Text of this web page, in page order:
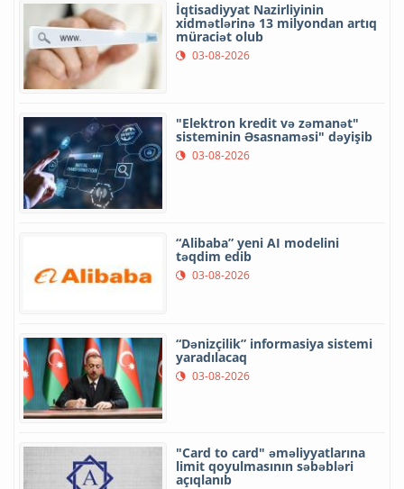
İqtisadiyyat Nazirliyinin
xidmətlərinə 13 milyondan artıq
müraciət olub
03-08-2026
"Elektron kredit və zəmanət"
sisteminin Əsasnaməsi" dəyişib
03-08-2026
“Alibaba” yeni AI modelini
təqdim edib
03-08-2026
“Dənizçilik” informasiya sistemi
yaradılacaq
03-08-2026
"Card to card" əməliyyatlarına
limit qoyulmasının səbəbləri
açıqlanıb